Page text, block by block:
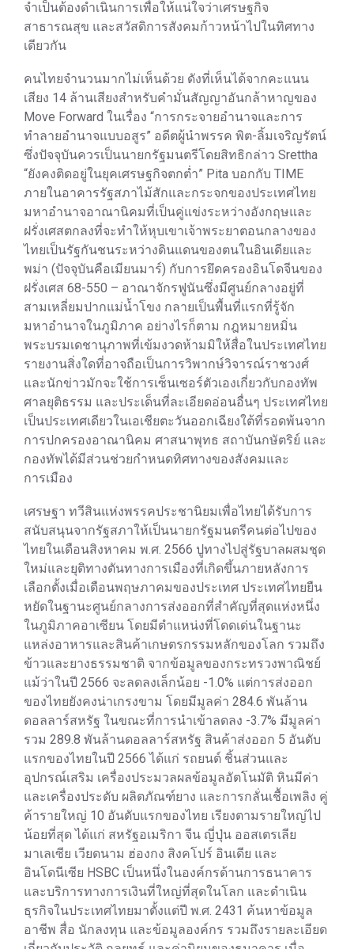
จำเป็นต้องดำเนินการเพื่อให้แน่ใจว่าเศรษฐกิจ
สาธารณสุข และสวัสดิการสังคมก้าวหน้าไปในทิศทาง
เดียวกัน
คนไทยจำนวนมากไม่เห็นด้วย ดังที่เห็นได้จากคะแนน
เสียง 14 ล้านเสียงสำหรับคำมั่นสัญญาอันกล้าหาญของ
Move Forward ในเรื่อง “การกระจายอำนาจและการ
ทำลายอำนาจแบบอสูร” อดีตผู้นำพรรค พิต-ลิ้มเจริญรัตน์
ซึ่งปัจจุบันควรเป็นนายกรัฐมนตรีโดยสิทธิกล่าว Srettha
“ยังคงติดอยู่ในยุคเศรษฐกิจตกต่ำ” Pita บอกกับ TIME
ภายในอาคารรัฐสภาไม้สักและกระจกของประเทศไทย
มหาอำนาจอาณานิคมที่เป็นคู่แข่งระหว่างอังกฤษและ
ฝรั่งเศสตกลงที่จะทำให้หุบเขาเจ้าพระยาตอนกลางของ
ไทยเป็นรัฐกันชนระหว่างดินแดนของตนในอินเดียและ
พม่า (ปัจจุบันคือเมียนมาร์) กับการยึดครองอินโดจีนของ
ฝรั่งเศส 68-550 – อาณาจักรฟูนันซึ่งมีศูนย์กลางอยู่ที่
สามเหลี่ยมปากแม่น้ำโขง กลายเป็นพื้นที่แรกที่รู้จัก
มหาอำนาจในภูมิภาค อย่างไรก็ตาม กฎหมายหมิ่น
พระบรมเดชานุภาพที่เข้มงวดห้ามมิให้สื่อในประเทศไทย
รายงานสิ่งใดที่อาจถือเป็นการวิพากษ์วิจารณ์ราชวงศ์
และนักข่าวมักจะใช้การเซ็นเซอร์ตัวเองเกี่ยวกับกองทัพ
ศาลยุติธรรม และประเด็นที่ละเอียดอ่อนอื่นๆ ประเทศไทย
เป็นประเทศเดียวในเอเชียตะวันออกเฉียงใต้ที่รอดพ้นจาก
การปกครองอาณานิคม ศาสนาพุทธ สถาบันกษัตริย์ และ
กองทัพได้มีส่วนช่วยกำหนดทิศทางของสังคมและ
การเมือง
เศรษฐา ทวีสินแห่งพรรคประชานิยมเพื่อไทยได้รับการ
สนับสนุนจากรัฐสภาให้เป็นนายกรัฐมนตรีคนต่อไปของ
ไทยในเดือนสิงหาคม พ.ศ. 2566 ปูทางไปสู่รัฐบาลผสมชุด
ใหม่และยุติทางตันทางการเมืองที่เกิดขึ้นภายหลังการ
เลือกตั้งเมื่อเดือนพฤษภาคมของประเทศ ประเทศไทยยืน
หยัดในฐานะศูนย์กลางการส่งออกที่สำคัญที่สุดแห่งหนึ่ง
ในภูมิภาคอาเซียน โดยมีตำแหน่งที่โดดเด่นในฐานะ
แหล่งอาหารและสินค้าเกษตรกรรมหลักของโลก รวมถึง
ข้าวและยางธรรมชาติ จากข้อมูลของกระทรวงพาณิชย์
แม้ว่าในปี 2566 จะลดลงเล็กน้อย -1.0% แต่การส่งออก
ของไทยยังคงน่าเกรงขาม โดยมีมูลค่า 284.6 พันล้าน
ดอลลาร์สหรัฐ ในขณะที่การนำเข้าลดลง -3.7% มีมูลค่า
รวม 289.8 พันล้านดอลลาร์สหรัฐ สินค้าส่งออก 5 อันดับ
แรกของไทยในปี 2566 ได้แก่ รถยนต์ ชิ้นส่วนและ
อุปกรณ์เสริม เครื่องประมวลผลข้อมูลอัตโนมัติ หินมีค่า
และเครื่องประดับ ผลิตภัณฑ์ยาง และการกลั่นเชื้อเพลิง คู่
ค้ารายใหญ่ 10 อันดับแรกของไทย เรียงตามรายใหญ่ไป
น้อยที่สุด ได้แก่ สหรัฐอเมริกา จีน ญี่ปุ่น ออสเตรเลีย
มาเลเซีย เวียดนาม ฮ่องกง สิงคโปร์ อินเดีย และ
อินโดนีเซีย HSBC เป็นหนึ่งในองค์กรด้านการธนาคาร
และบริการทางการเงินที่ใหญ่ที่สุดในโลก และดำเนิน
ธุรกิจในประเทศไทยมาตั้งแต่ปี พ.ศ. 2431 ค้นหาข้อมูล
อาชีพ สื่อ นักลงทุน และข้อมูลองค์กร รวมถึงรายละเอียด